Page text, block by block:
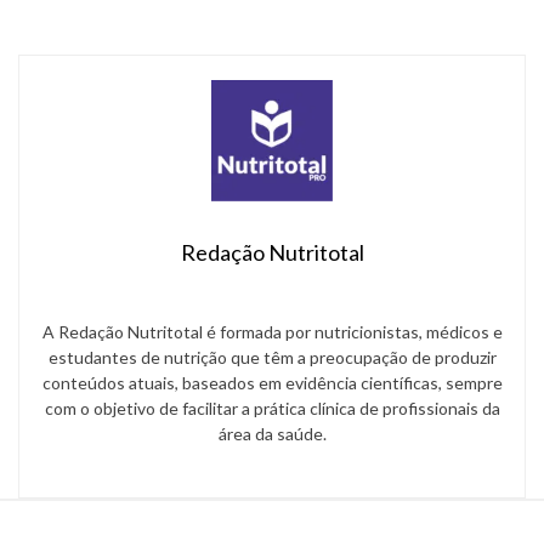
Redação Nutritotal
A Redação Nutritotal é formada por nutricionistas, médicos e
estudantes de nutrição que têm a preocupação de produzir
conteúdos atuais, baseados em evidência científicas, sempre
com o objetivo de facilitar a prática clínica de profissionais da
área da saúde.